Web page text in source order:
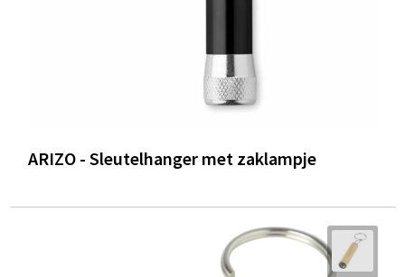
ARIZO - Sleutelhanger met zaklampje